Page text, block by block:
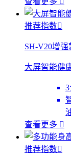
推荐指数
SH-V20增强
大屏智能健
查看更多 
推荐指数